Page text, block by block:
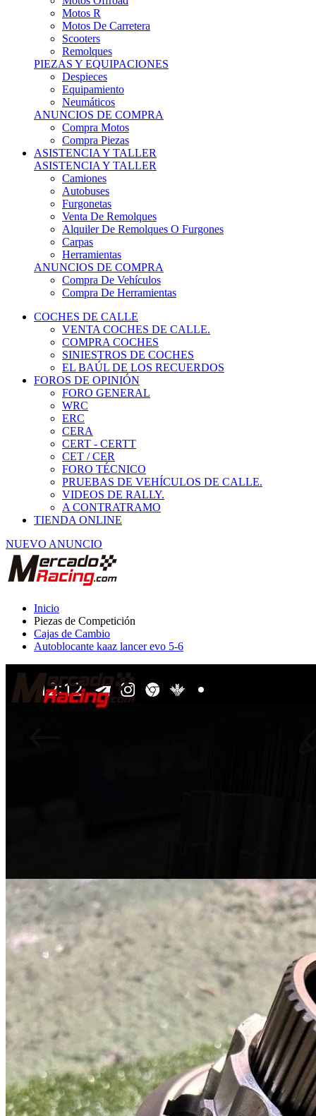
Motos R
Motos De Carretera
Scooters
Remolques
PIEZAS Y EQUIPACIONES
Despieces
Equipamiento
Neumáticos
ANUNCIOS DE COMPRA
Compra Motos
Compra Piezas
ASISTENCIA Y TALLER
ASISTENCIA Y TALLER
Camiones
Autobuses
Furgonetas
Venta De Remolques
Alquiler De Remolques O Furgones
Carpas
Herramientas
ANUNCIOS DE COMPRA
Compra De Vehículos
Compra De Herramientas
COCHES DE CALLE
VENTA COCHES DE CALLE.
COMPRA COCHES
SINIESTROS DE COCHES
EL BAÚL DE LOS RECUERDOS
FOROS DE OPINIÓN
FORO GENERAL
WRC
ERC
CERA
CERT - CERTT
CET / CER
FORO TÉCNICO
PRUEBAS DE VEHÍCULOS DE CALLE.
VIDEOS DE RALLY.
A CONTRATRAMO
TIENDA ONLINE
NUEVO ANUNCIO
Inicio
Piezas de Competición
Cajas de Cambio
Autoblocante kaaz lancer evo 5-6